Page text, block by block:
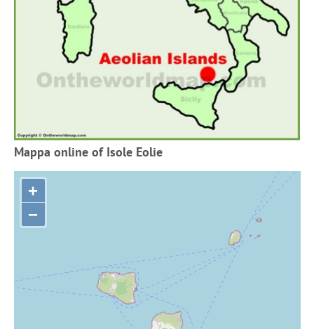
Mappa online of Isole Eolie
+
−